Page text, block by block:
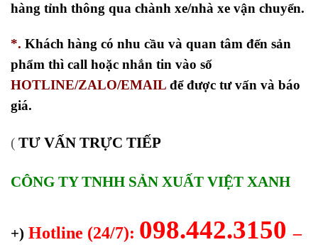
hàng tỉnh thông qua chành xe/nhà xe vận chuyển.
*. Khách hàng có nhu cầu và quan tâm đến sản
phẩm thì call hoặc nhắn tin vào số
HOTLINE/ZALO/EMAIL để được tư vấn và báo
giá.
( TƯ VẤN TRỰC TIẾP
CÔNG TY TNHH SẢN XUẤT VIỆT XANH
+) Hotline (24/7): 098.442.3150–